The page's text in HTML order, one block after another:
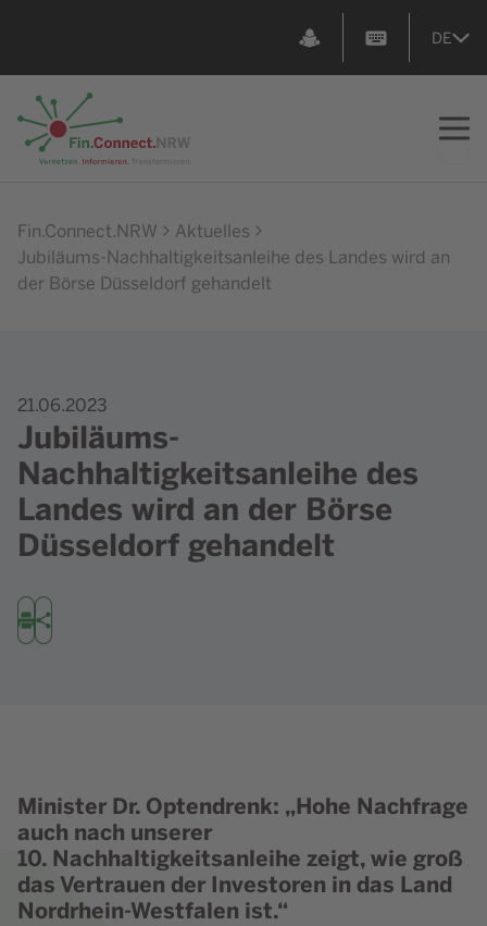
DE
Fin.Connect.NRW
Aktuelles
Jubiläums-Nachhaltigkeitsanleihe des Landes wird an
der Börse Düsseldorf gehandelt
21.06.2023
Jubiläums-
Nachhaltigkeitsanleihe des
Landes wird an der Börse
Düsseldorf gehandelt
Drucken
Teilen
Minister Dr. Optendrenk: „Hohe Nachfrage
auch nach unserer
10. Nachhaltigkeitsanleihe zeigt, wie groß
das Vertrauen der Investoren in das Land
Nordrhein-Westfalen ist.“